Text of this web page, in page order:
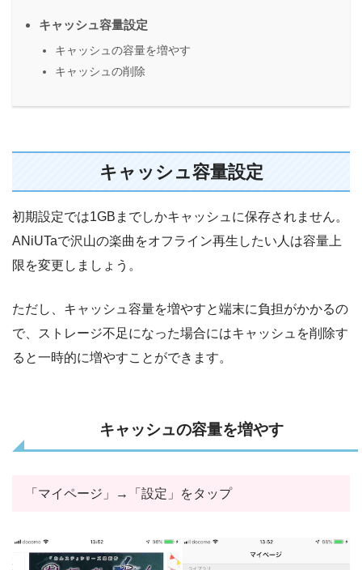
キャッシュ容量設定
キャッシュの容量を増やす
キャッシュの削除
キャッシュ容量設定
初期設定では1GBまでしかキャッシュに保存されません。
ANiUTaで沢山の楽曲をオフライン再生したい人は容量上
限を変更しましょう。
ただし、キャッシュ容量を増やすと端末に負担がかかるの
で、ストレージ不足になった場合にはキャッシュを削除す
ると一時的に増やすことができます。
キャッシュの容量を増やす
「マイページ」→「設定」をタップ